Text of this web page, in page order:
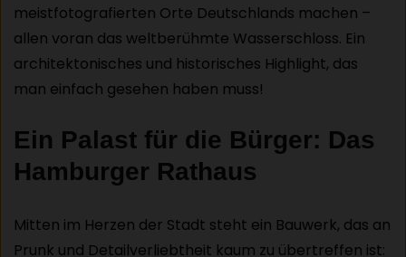
meistfotografierten Orte Deutschlands machen –
allen voran das weltberühmte Wasserschloss. Ein
architektonisches und historisches Highlight, das
man einfach gesehen haben muss!
Ein Palast für die Bürger: Das
Hamburger Rathaus
Mitten im Herzen der Stadt steht ein Bauwerk, das an
Prunk und Detailverliebtheit kaum zu übertreffen ist: